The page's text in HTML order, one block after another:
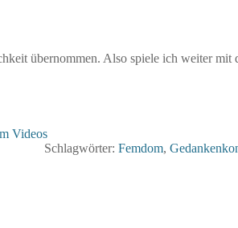
übernommen. Also spiele ich weiter
Videos
Schlagwörter: Femdom,